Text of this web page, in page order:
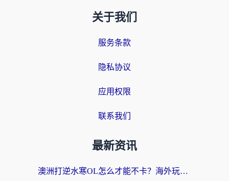
关于我们
服务条款
隐私协议
应用权限
联系我们
最新资讯
澳洲打逆水寒OL怎么才能不卡？海外玩家国服游戏加速终极指南（附梦幻模拟战地铁跑酷解决办法）